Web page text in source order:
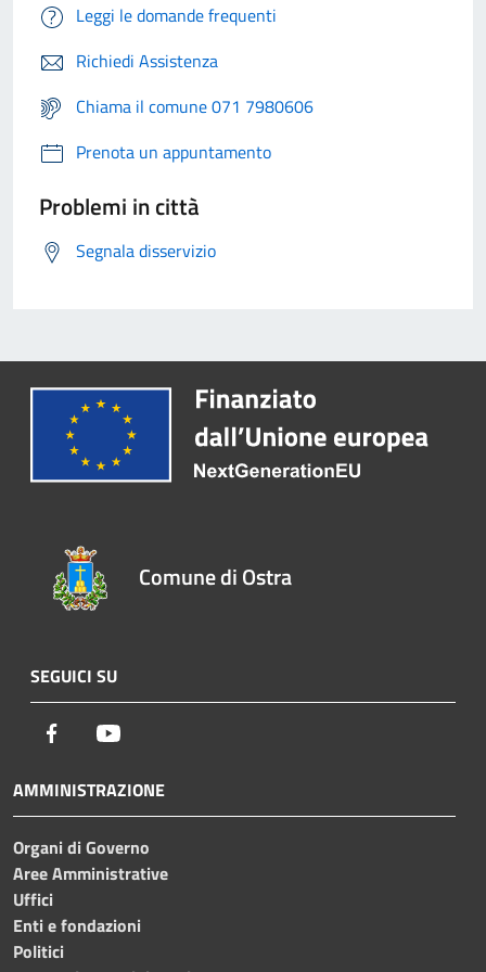
Leggi le domande frequenti
Richiedi Assistenza
Chiama il comune 071 7980606
Prenota un appuntamento
Problemi in città
Segnala disservizio
Comune di Ostra
SEGUICI SU
Facebook
AMMINISTRAZIONE
Organi di Governo
Aree Amministrative
Uffici
Enti e fondazioni
Politici